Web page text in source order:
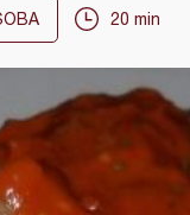
20 min